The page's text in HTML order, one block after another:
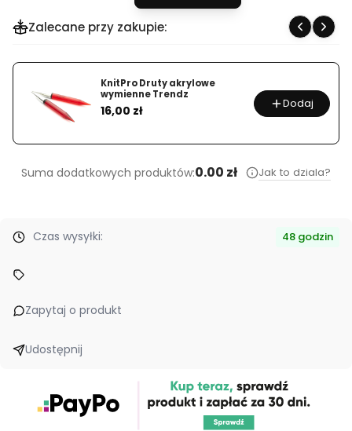
Zalecane przy zakupie:
KnitPro Druty akrylowe
wymienne Trendz
Cena
16,00 zł Dodaj
Suma dodatkowych produktów:0.00 zł Jak to dziala?
Czas wysyłki: 48 godzin
Zapytaj o produkt
Udostępnij